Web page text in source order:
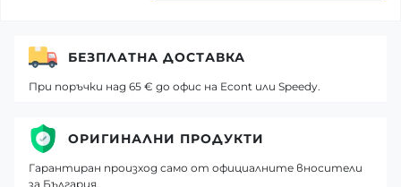
БЕЗПЛАТНА ДОСТАВКА
При поръчки над 65 € до офис на Econt или Speedy.
ОРИГИНАЛНИ ПРОДУКТИ
Гарантиран произход само от официалните вносители
за България.